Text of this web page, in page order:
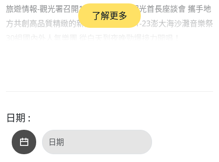
旅遊情報-觀光署召開115年縣市政府觀光首長座談會 攜手地
方共創高品質精緻的新觀光時代、8/21-23澎大海沙灘音樂祭
了解更多
日期 :